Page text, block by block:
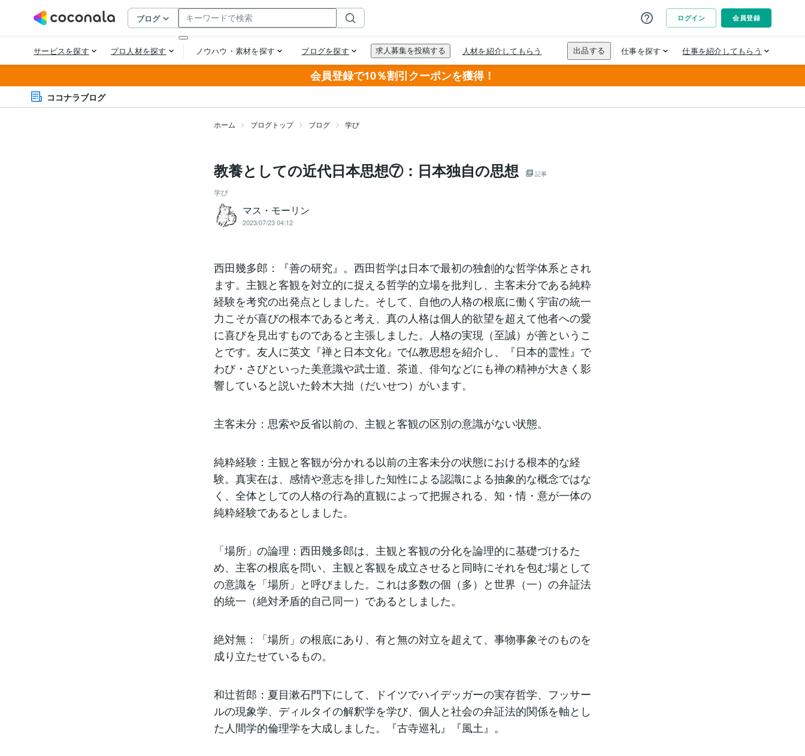
会員登録で10％割引クーポンを獲得！
ココナラブログ
ホーム ブログトップ ブログ 学び
教養としての近代日本思想⑦：日本独自の思想 記事
学び
マス・モーリン
2023/07/23 04:12
西田幾多郎：『善の研究』。西田哲学は日本で最初の独創的な哲学体系とされ
ます。主観と客観を対立的に捉える哲学的立場を批判し、主客未分である純粋
経験を考究の出発点としました。そして、自他の人格の根底に働く宇宙の統一
力こそが喜びの根本であると考え、真の人格は個人的欲望を超えて他者への愛
に喜びを見出すものであると主張しました。人格の実現（至誠）が善というこ
とです。友人に英文『禅と日本文化』で仏教思想を紹介し、『日本的霊性』で
わび・さびといった美意識や武士道、茶道、俳句などにも禅の精神が大きく影
響していると説いた鈴木大拙（だいせつ）がいます。
主客未分：思索や反省以前の、主観と客観の区別の意識がない状態。
純粋経験：主観と客観が分かれる以前の主客未分の状態における根本的な経
験。真実在は、感情や意志を排した知性による認識による抽象的な概念ではな
く、全体としての人格の行為的直観によって把握される、知・情・意が一体の
純粋経験であるとしました。
「場所」の論理：西田幾多郎は、主観と客観の分化を論理的に基礎づけるた
め、主客の根底を問い、主観と客観を成立させると同時にそれを包む場として
の意識を「場所」と呼びました。これは多数の個（多）と世界（一）の弁証法
的統一（絶対矛盾的自己同一）であるとしました。
絶対無：「場所」の根底にあり、有と無の対立を超えて、事物事象そのものを
成り立たせているもの。
和辻哲郎：夏目漱石門下にして、ドイツでハイデッガーの実存哲学、フッサー
ルの現象学、ディルタイの解釈学を学び、個人と社会の弁証法的関係を軸とし
た人間学的倫理学を大成しました。『古寺巡礼』『風土』。